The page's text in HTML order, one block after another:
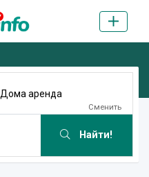
Дома аренда
Сменить
Найти!